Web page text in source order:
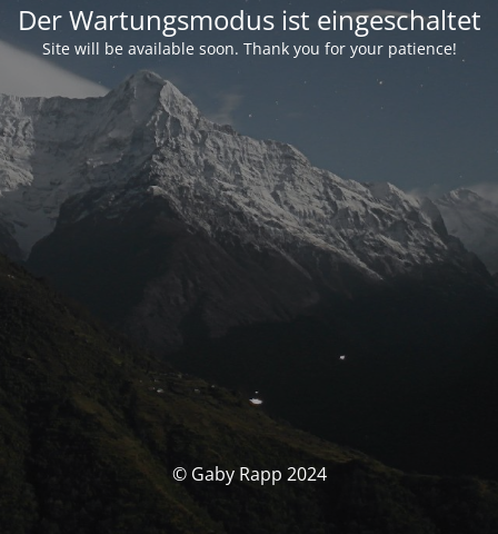
Der Wartungsmodus ist eingeschaltet
Site will be available soon. Thank you for your patience!
© Gaby Rapp 2024